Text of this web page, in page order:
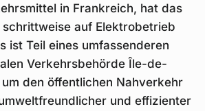
in Frankreich, hat das
schrittweise auf Elektrobetrieb
ist Teil eines umfassenderen
Verkehrsbehörde Île-de-
den öffentlichen Nahverkehr
und effizienter